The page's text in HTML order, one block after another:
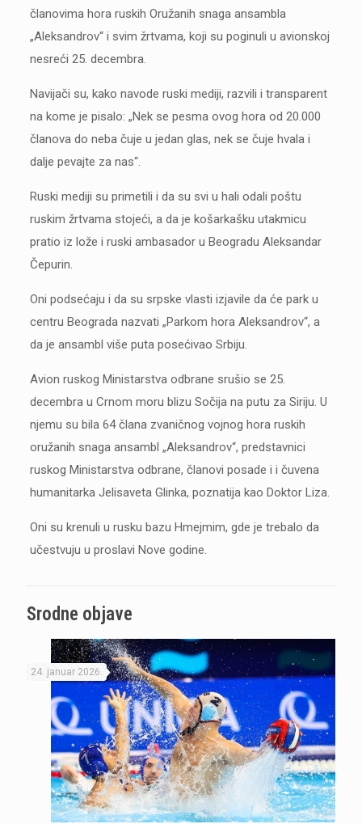
članovima hora ruskih Oružanih snaga ansambla
„Aleksandrov“ i svim žrtvama, koji su poginuli u avionskoj
nesreći 25. decembra.
Navijači su, kako navode ruski mediji, razvili i transparent
na kome je pisalo: „Nek se pesma ovog hora od 20.000
članova do neba čuje u jedan glas, nek se čuje hvala i
dalje pevajte za nas“.
Ruski mediji su primetili i da su svi u hali odali poštu
ruskim žrtvama stojeći, a da je košarkašku utakmicu
pratio iz lože i ruski ambasador u Beogradu Aleksandar
Čepurin.
Oni podsećaju i da su srpske vlasti izjavile da će park u
centru Beograda nazvati „Parkom hora Aleksandrov“, a
da je ansambl više puta posećivao Srbiju.
Avion ruskog Ministarstva odbrane srušio se 25.
decembra u Crnom moru blizu Sočija na putu za Siriju. U
njemu su bila 64 člana zvaničnog vojnog hora ruskih
oružanih snaga ansambl „Aleksandrov“, predstavnici
ruskog Ministarstva odbrane, članovi posade i i čuvena
humanitarka Jelisaveta Glinka, poznatija kao Doktor Liza.
Oni su krenuli u rusku bazu Hmejmim, gde je trebalo da
učestvuju u proslavi Nove godine.
Srodne objave
24. januar 2026.